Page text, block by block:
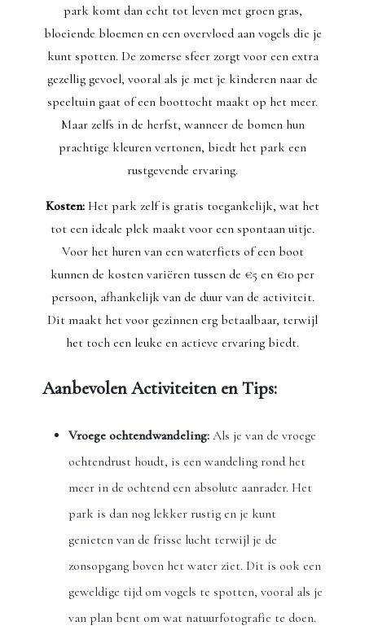
park komt dan echt tot leven met groen gras,
bloeiende bloemen en een overvloed aan vogels die je
kunt spotten. De zomerse sfeer zorgt voor een extra
gezellig gevoel, vooral als je met je kinderen naar de
speeltuin gaat of een boottocht maakt op het meer.
Maar zelfs in de herfst, wanneer de bomen hun
prachtige kleuren vertonen, biedt het park een
rustgevende ervaring.
Kosten: Het park zelf is gratis toegankelijk, wat het
tot een ideale plek maakt voor een spontaan uitje.
Voor het huren van een waterfiets of een boot
kunnen de kosten variëren tussen de €5 en €10 per
persoon, afhankelijk van de duur van de activiteit.
Dit maakt het voor gezinnen erg betaalbaar, terwijl
het toch een leuke en actieve ervaring biedt.
Aanbevolen Activiteiten en Tips:
Vroege ochtendwandeling: Als je van de vroege
ochtendrust houdt, is een wandeling rond het
meer in de ochtend een absolute aanrader. Het
park is dan nog lekker rustig en je kunt
genieten van de frisse lucht terwijl je de
zonsopgang boven het water ziet. Dit is ook een
geweldige tijd om vogels te spotten, vooral als je
van plan bent om wat natuurfotografie te doen.